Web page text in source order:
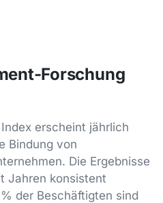
Forschung
erscheint jährlich
Bindung von
Die Ergebnisse
Jahren konsistent
der Beschäftigten sind